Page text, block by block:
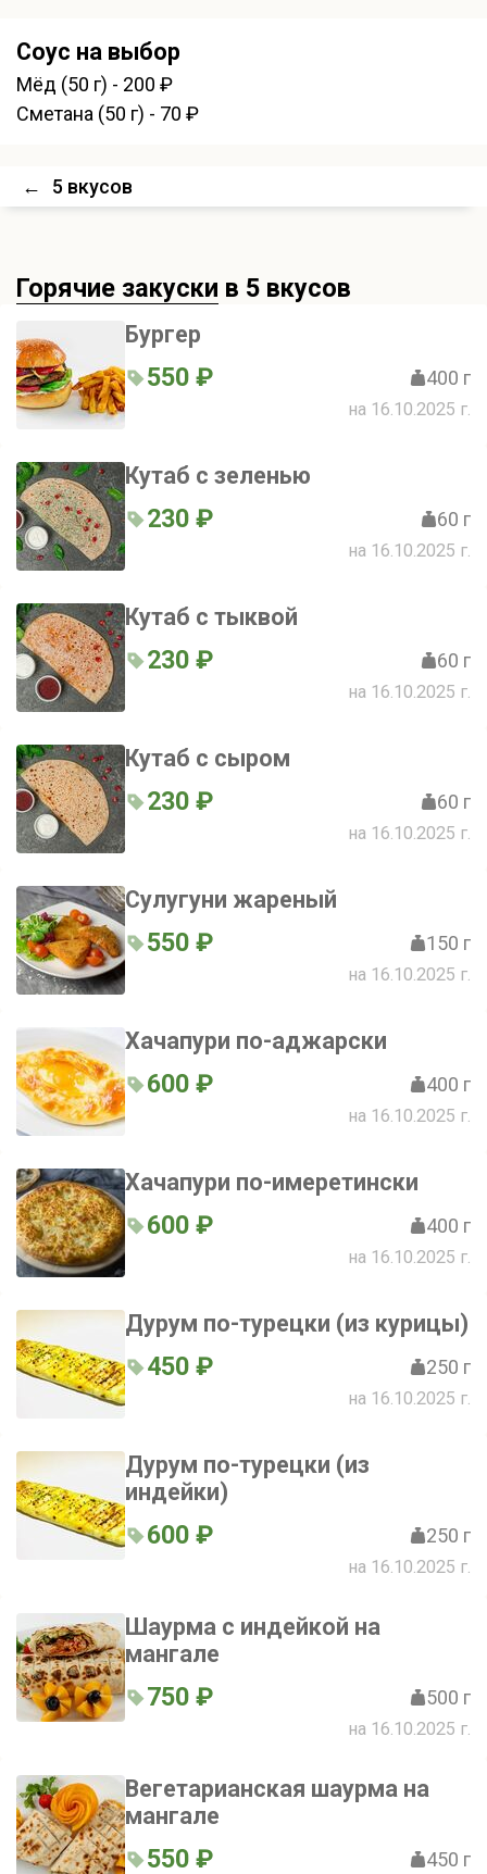
Соус на выбор
Мёд (50 г) - 200 ₽
Сметана (50 г) - 70 ₽
← 5 вкусов
Горячие закуски в 5 вкусов
Бургер
550 ₽ 400 г
на 16.10.2025 г.
Кутаб с зеленью
230 ₽ 60 г
на 16.10.2025 г.
Кутаб с тыквой
230 ₽ 60 г
на 16.10.2025 г.
Кутаб с сыром
230 ₽ 60 г
на 16.10.2025 г.
Сулугуни жареный
550 ₽ 150 г
на 16.10.2025 г.
Хачапури по-аджарски
600 ₽ 400 г
на 16.10.2025 г.
Хачапури по-имеретински
600 ₽ 400 г
на 16.10.2025 г.
Дурум по-турецки (из курицы)
450 ₽ 250 г
на 16.10.2025 г.
Дурум по-турецки (из
индейки)
600 ₽ 250 г
на 16.10.2025 г.
Шаурма с индейкой на
мангале
750 ₽ 500 г
на 16.10.2025 г.
Вегетарианская шаурма на
мангале
550 ₽ 450 г